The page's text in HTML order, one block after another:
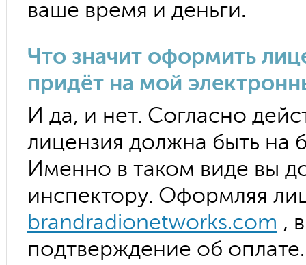
ваше время и деньги.
Что значит оформить
придёт на мой
И да, и нет. Согласно
лицензия должна быть на
Именно в таком виде вы
инспектору. Оформляя
brandradionetworks.com ,
подтверждение об